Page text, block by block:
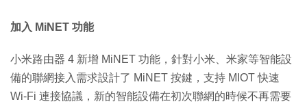
加入 MiNET 功能
小米路由器 4 新增 MiNET 功能，針對小米、米家等智能設
備的聯網接入需求設計了 MiNET 按鍵，支持 MIOT 快速
Wi-Fi 連接協議，新的智能設備在初次聯網的時候不再需要